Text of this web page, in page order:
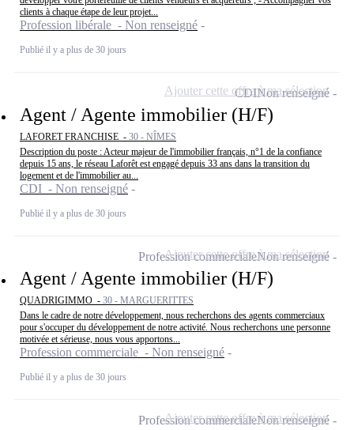
clients à chaque étape de leur projet...
Profession libérale - Non renseigné
Publié il y a plus de 30 jours
Agent / Agente immobilier (H/F)
LAFORET FRANCHISE - 30 - NÎMES
Description du poste : Acteur majeur de l'immobilier français, n°1 de la confiance
depuis 15 ans, le réseau Laforêt est engagé depuis 33 ans dans la transition du
logement et de l'immobilier au...
CDI - Non renseigné
Publié il y a plus de 30 jours
CDINon renseigné
Ajouter cette offre à ma sélection
Agent / Agente immobilier (H/F)
QUADRIGIMMO - 30 - MARGUERITTES
Dans le cadre de notre développement, nous recherchons des agents commerciaux
pour s'occuper du développement de notre activité. Nous recherchons une personne
motivée et sérieuse, nous vous apportons...
Profession commerciale - Non renseigné
Publié il y a plus de 30 jours
Profession commercialeNon renseigné
Ajouter cette offre à ma sélection
Profession commercialeNon renseigné
Ajouter cette offre à ma sélection